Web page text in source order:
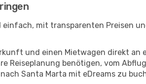
einfach, mit transparenten Preisen
und einen Mietwagen direkt an
Reiseplanung benötigen, vom
Santa Marta mit eDreams zu